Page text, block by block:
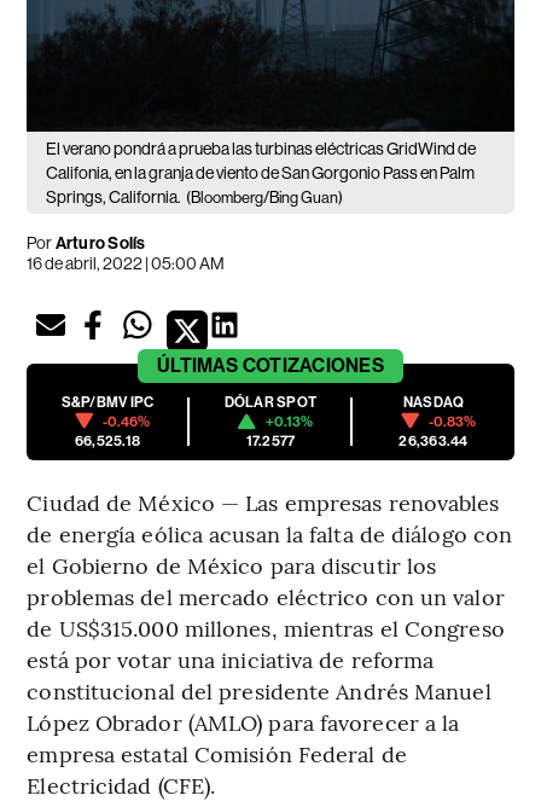
El verano pondrá a prueba las turbinas eléctricas GridWind de
Califonia, en la granja de viento de San Gorgonio Pass en Palm
Springs, California. (Bloomberg/Bing Guan)
PorArturo Solís
16 de abril, 2022 | 05:00 AM
ÚLTIMAS COTIZACIONES
S&P/BMV IPC
-0.46%
66,525.18
DÓLAR SPOT
+0.13%
17.2577
NASDAQ
-0.83%
26,363.44
Ciudad de México — Las empresas renovables
de energía eólica acusan la falta de diálogo con
el Gobierno de México para discutir los
problemas del mercado eléctrico con un valor
de US$315.000 millones, mientras el Congreso
está por votar una iniciativa de reforma
constitucional del presidente Andrés Manuel
López Obrador (AMLO) para favorecer a la
empresa estatal Comisión Federal de
Electricidad (CFE).